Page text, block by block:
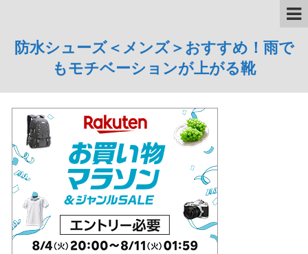
防水シューズ＜メンズ＞おすすめ！雨で
もモチベーションが上がる靴